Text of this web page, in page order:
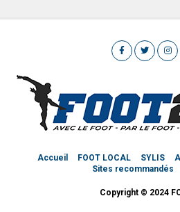
Accueil FOOT LOCAL SYLIS
Sites recommandés
Copyright © 2024